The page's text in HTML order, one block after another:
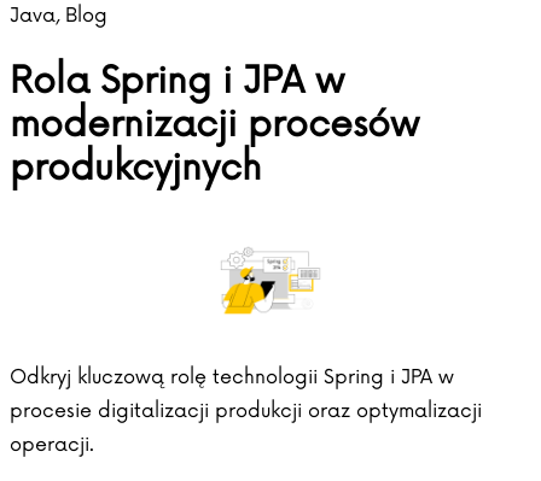
Java, Blog
Rola Spring i JPA w
modernizacji procesów
produkcyjnych
Odkryj kluczową rolę technologii Spring i JPA w
procesie digitalizacji produkcji oraz optymalizacji
operacji.